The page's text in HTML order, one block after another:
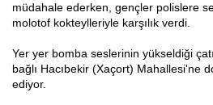
müdahale ederken, gençler polislere
molotof kokteylleriyle karşılık verdi.
Yer yer bomba seslerinin yükseldiği
bağlı Hacıbekir (Xaçort) Mahallesi'ne
ediyor.